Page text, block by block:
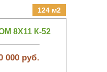
124 м2
8Х11 К-52
000 руб.